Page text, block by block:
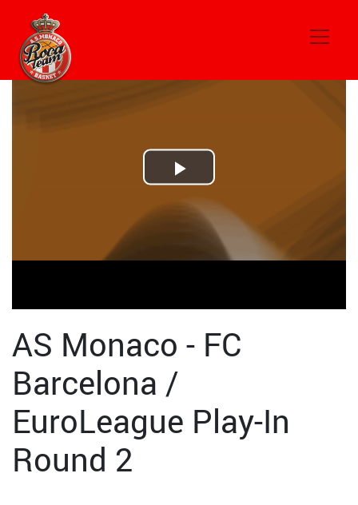
Play
Video
AS Monaco - FC
Barcelona /
EuroLeague Play-In
Round 2